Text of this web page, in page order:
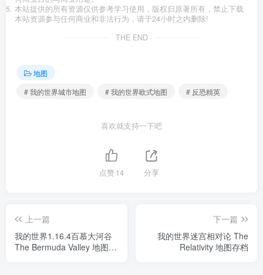
本站提供的所有资源仅供参考学习使用，版权归原著所有，禁止下载
本站资源参与任何商业和非法行为，请于24小时之内删除!
THE END
地图
# 我的世界城市地图
# 我的世界欧式地图 # 反恐精英
喜欢就支持一下吧
点赞14 分享
上一篇
我的世界1.16.4百慕大河谷
The Bermuda Valley 地图存
下一篇
我的世界迷宫相对论 The
Relativity 地图存档